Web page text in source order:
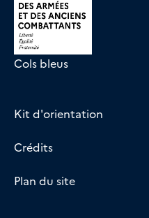
Cols bleus
Kit d'orientation
Crédits
Plan du site